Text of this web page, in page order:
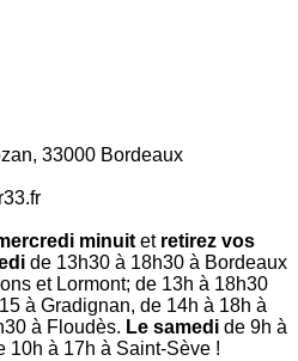
33000 Bordeaux
minuit et retirez vos
de 13h30 à 18h30 à Bordeaux
et Lormont; de 13h à 18h30
à Gradignan, de 14h à 18h à
à Floudès. Le samedi de 9h à
10h à 17h à Saint-Sève !